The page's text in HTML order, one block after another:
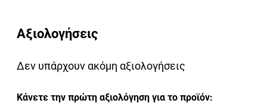
Αξιολογήσεις
Δεν υπάρχουν ακόμη αξιολογήσεις
Κάνετε την πρώτη αξιολόγηση για το προϊόν: